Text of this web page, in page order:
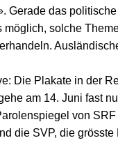
Gerade das
möglich, solche
Die Plakate in der
am 14. Juni fast
von
die SVP, die grösste